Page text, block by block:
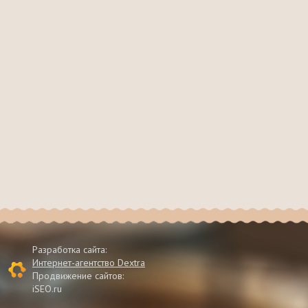
Разработка сайта:
Интернет-агентство Dextra
Продвижение сайтов:
iSEO.ru